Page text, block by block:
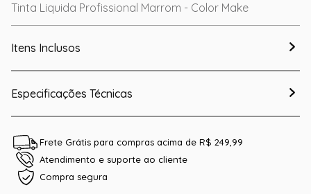
Tinta Liquida Profissional Marrom - Color Make
Itens Inclusos
Especificações Técnicas
Frete Grátis para compras acima de R$ 249,99
Atendimento e suporte ao cliente
Compra segura